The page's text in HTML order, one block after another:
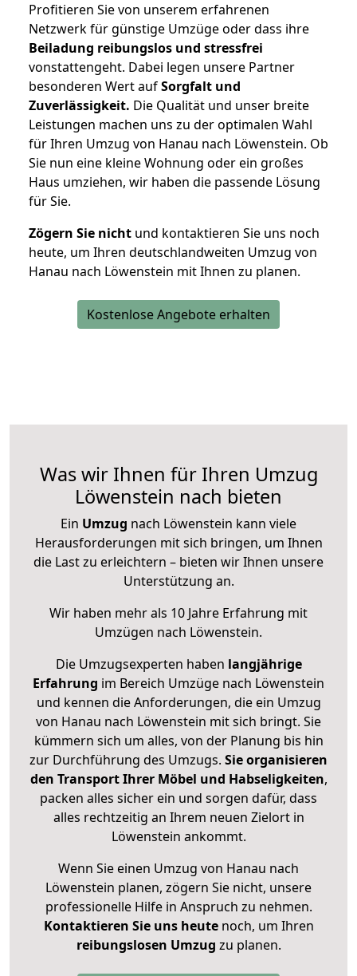
Profitieren Sie von unserem erfahrenen
Netzwerk für günstige Umzüge oder dass ihre
Beiladung reibungslos und stressfrei
vonstattengeht. Dabei legen unsere Partner
besonderen Wert aufSorgfalt und
Zuverlässigkeit. Die Qualität und unser breite
Leistungen machen uns zu der optimalen Wahl
für Ihren Umzug von Hanau nach Löwenstein. Ob
Sie nun eine kleine Wohnung oder ein großes
Haus umziehen, wir haben die passende Lösung
für Sie.
Zögern Sie nicht und kontaktieren Sie uns noch
heute, um Ihren deutschlandweiten Umzug von
Hanau nach Löwenstein mit Ihnen zu planen.
Kostenlose Angebote erhalten
Was wir Ihnen für Ihren Umzug
Löwenstein nach bieten
Ein Umzug nach Löwenstein kann viele
Herausforderungen mit sich bringen, um Ihnen
die Last zu erleichtern – bieten wir Ihnen unsere
Unterstützung an.
Wir haben mehr als 10 Jahre Erfahrung mit
Umzügen nach Löwenstein.
Die Umzugsexperten haben langjährige
Erfahrung im Bereich Umzüge nach Löwenstein
und kennen die Anforderungen, die ein Umzug
von Hanau nach Löwenstein mit sich bringt. Sie
kümmern sich um alles, von der Planung bis hin
zur Durchführung des Umzugs. Sie organisieren
den Transport Ihrer Möbel und Habseligkeiten,
packen alles sicher ein und sorgen dafür, dass
alles rechtzeitig an Ihrem neuen Zielort in
Löwenstein ankommt.
Wenn Sie einen Umzug von Hanau nach
Löwenstein planen, zögern Sie nicht, unsere
professionelle Hilfe in Anspruch zu nehmen.
Kontaktieren Sie uns heutenoch, um Ihren
reibungslosen Umzug zu planen.